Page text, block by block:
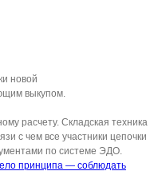
новой
выкупом.
расчету. Складская техника
с чем все участники цепочки
по системе ЭДО.
принципа — соблюдать